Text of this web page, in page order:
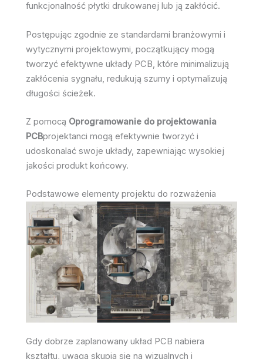
funkcjonalność płytki drukowanej lub ją zakłócić.
Postępując zgodnie ze standardami branżowymi i
wytycznymi projektowymi, początkujący mogą
tworzyć efektywne układy PCB, które minimalizują
zakłócenia sygnału, redukują szumy i optymalizują
długości ścieżek.
Z pomocą Oprogramowanie do projektowania
PCBprojektanci mogą efektywnie tworzyć i
udoskonalać swoje układy, zapewniając wysokiej
jakości produkt końcowy.
Podstawowe elementy projektu do rozważenia
Gdy dobrze zaplanowany układ PCB nabiera
kształtu, uwaga skupia się na wizualnych i